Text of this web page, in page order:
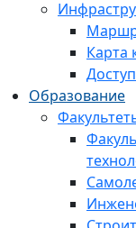
Карта
Образование